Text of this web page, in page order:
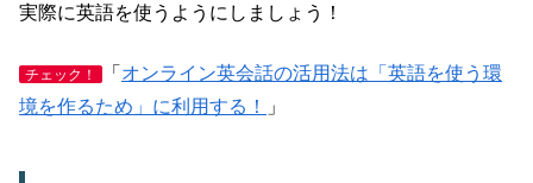
実際に英語を使うようにしましょう！
チェック！ 「 オンライン英会話の活用法は「英語を使う環
境を作るため」に利用する！
」